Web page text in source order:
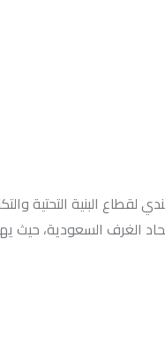
البنية التحتية
بمقر اتحاد الغرف السعودية،